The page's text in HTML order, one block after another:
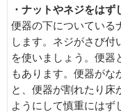
・ナットやネジをはず
便器の下についている
します。ネジがさび付
を使いましょう。便器
もあります。便器がな
と、便器が割れたり床
ようにして慎重にはず